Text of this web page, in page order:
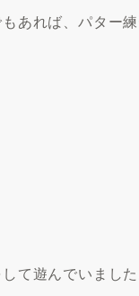
あれば、パター
て遊んでいました